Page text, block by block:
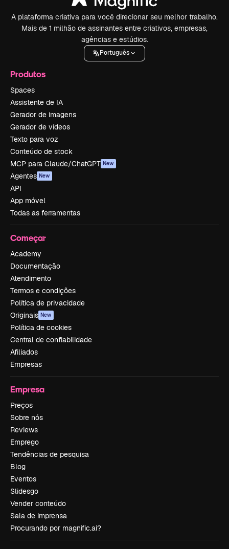
A plataforma criativa para você direcionar seu melhor trabalho.
Mais de 1 milhão de assinantes entre criativos, empresas,
agências e estúdios.
Português
Produtos
Spaces
Assistente de IA
Gerador de imagens
Gerador de vídeos
Texto para voz
Conteúdo de stock
MCP para Claude/ChatGPT New
Agentes New
API
App móvel
Todas as ferramentas
Começar
Academy
Documentação
Atendimento
Termos e condições
Política de privacidade
Originais New
Política de cookies
Central de confiabilidade
Afiliados
Empresas
Empresa
Preços
Sobre nós
Reviews
Emprego
Tendências de pesquisa
Blog
Eventos
Slidesgo
Vender conteúdo
Sala de imprensa
Procurando por magnific.ai?